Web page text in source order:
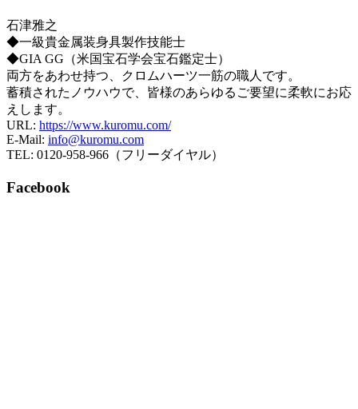
石津雅之
◆一級貴金属装身具製作技能士
◆GIA GG（米国宝石学会宝石鑑定士）
両方をあわせ持つ、クロムハーツ一筋の職人です。
蓄積されたノウハウで、皆様のあらゆるご要望に柔軟にお応
えします。
URL: https://www.kuromu.com/
E-Mail: info@kuromu.com
TEL: 0120-958-966（フリーダイヤル）
Facebook